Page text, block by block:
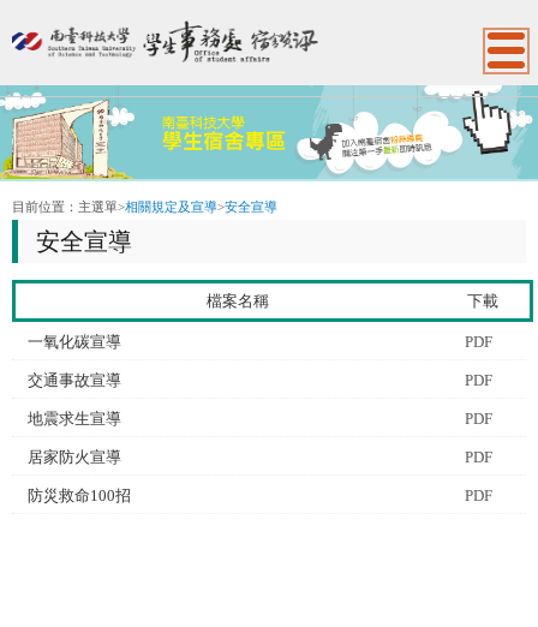
:::
目前位置： 主選單>相關規定及宣導>安全宣導
安全宣導
檔案名稱 下載
一氧化碳宣導 PDF
交通事故宣導 PDF
地震求生宣導 PDF
居家防火宣導 PDF
防災救命100招 PDF